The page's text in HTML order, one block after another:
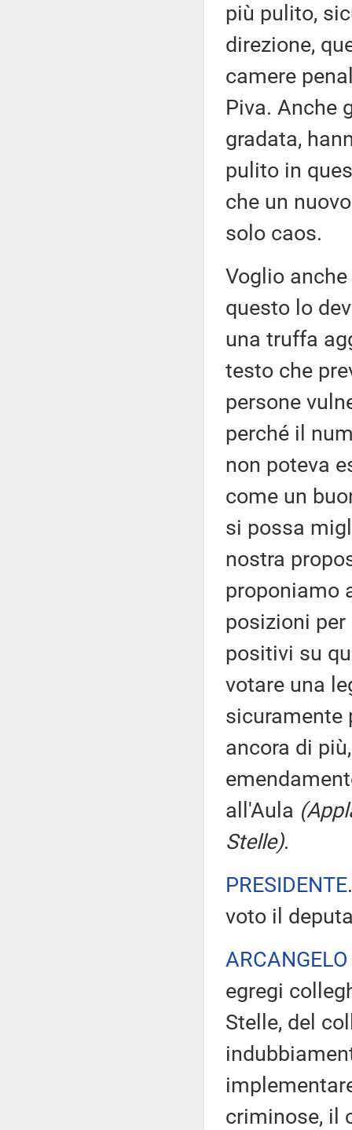
più pulito,
direzione,
camere
Piva. Anche
gradata,
pulito in
che un
solo caos.
Voglio
questo lo
una truffa
testo che
persone
perché il
non poteva
come un
si possa
nostra
proponiamo
posizioni
positivi su
votare una
sicuramente
ancora di
all'Aula
Stelle).
PRESIDENTE
voto il
egregi
Stelle, del
criminose, il